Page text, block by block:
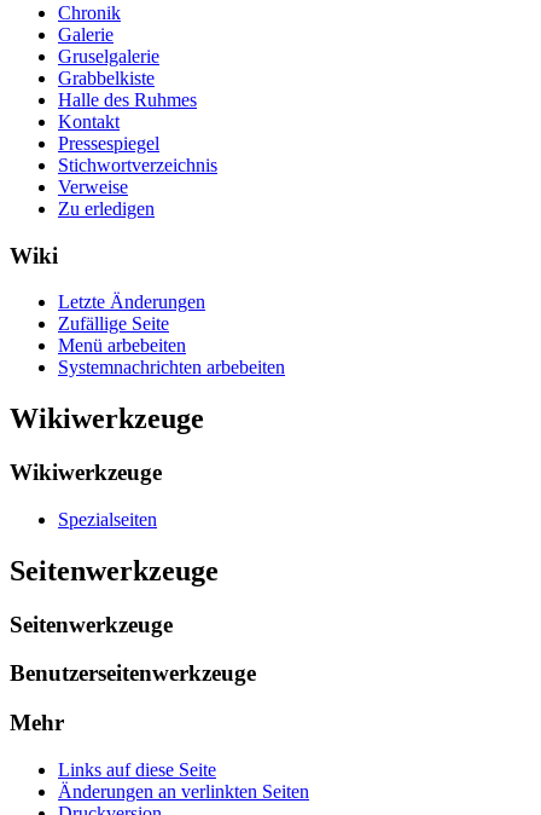
Chronik
Galerie
Gruselgalerie
Grabbelkiste
Halle des Ruhmes
Kontakt
Pressespiegel
Stichwortverzeichnis
Verweise
Zu erledigen
Wiki
Letzte Änderungen
Zufällige Seite
Menü arbebeiten
Systemnachrichten arbebeiten
Wikiwerkzeuge
Wikiwerkzeuge
Spezialseiten
Seitenwerkzeuge
Seitenwerkzeuge
Benutzerseitenwerkzeuge
Mehr
Links auf diese Seite
Änderungen an verlinkten Seiten